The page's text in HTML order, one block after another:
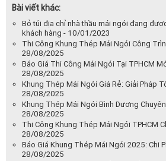
Bài viết khác:
Bỏ túi địa chỉ nhà thầu mái ngói đang
khách hàng - 10/01/2023
Thi Công Khung Thép Mái Ngói Công
28/08/2025
Báo Giá Thi Công Mái Ngói Tại TPHCM
28/08/2025
Khung Thép Mái Ngói Giá Rẻ: Giải Pháp
28/08/2025
Khung Thép Mái Ngói Bình Dương
28/08/2025
Thi Công Khung Thép Mái Ngói TPHCM
28/08/2025
Báo Giá Khung Thép Mái Ngói 2025: Chi
28/08/2025